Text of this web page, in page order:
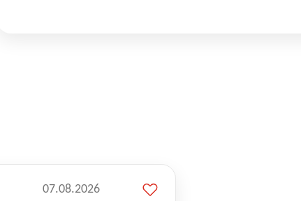
07.08.2026